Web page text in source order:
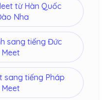
từ Hàn Quốc
Nha
sang tiếng Đức
sang tiếng Pháp